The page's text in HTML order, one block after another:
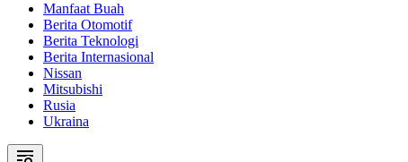
Manfaat Buah
Berita Otomotif
Berita Teknologi
Berita Internasional
Nissan
Mitsubishi
Rusia
Ukraina